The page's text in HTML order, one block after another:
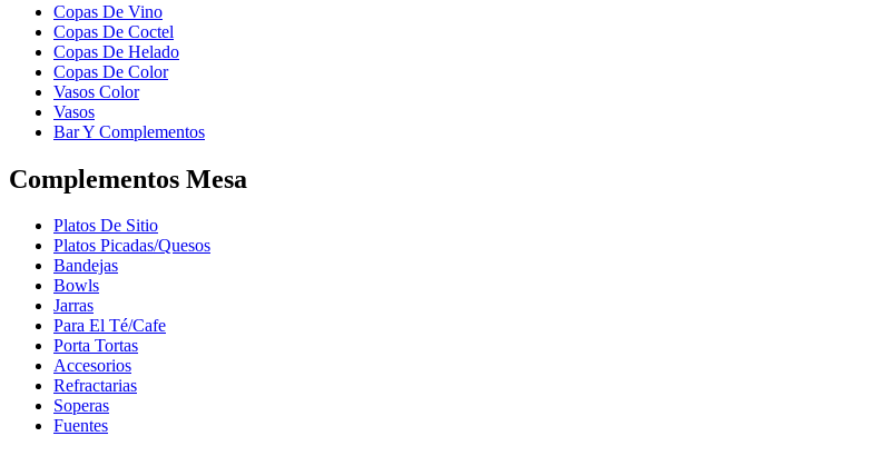
Copas De Vino
Copas De Coctel
Copas De Helado
Copas De Color
Vasos Color
Vasos
Bar Y Complementos
Complementos Mesa
Platos De Sitio
Platos Picadas/Quesos
Bandejas
Bowls
Jarras
Para El Té/Cafe
Porta Tortas
Accesorios
Refractarias
Soperas
Fuentes